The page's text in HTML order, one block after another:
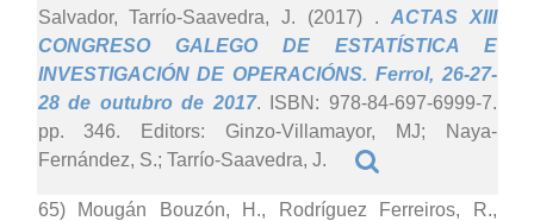
Salvador, Tarrío-Saavedra, J. (2017) . ACTAS XIII
CONGRESO GALEGO DE ESTATÍSTICA E
INVESTIGACIÓN DE OPERACIÓNS. Ferrol, 26-27-
28 de outubro de 2017. ISBN: 978-84-697-6999-7.
pp. 346. Editors: Ginzo-Villamayor, MJ; Naya-
Fernández, S.; Tarrío-Saavedra, J.
65) Mougán Bouzón, H., Rodríguez Ferreiros, R.,